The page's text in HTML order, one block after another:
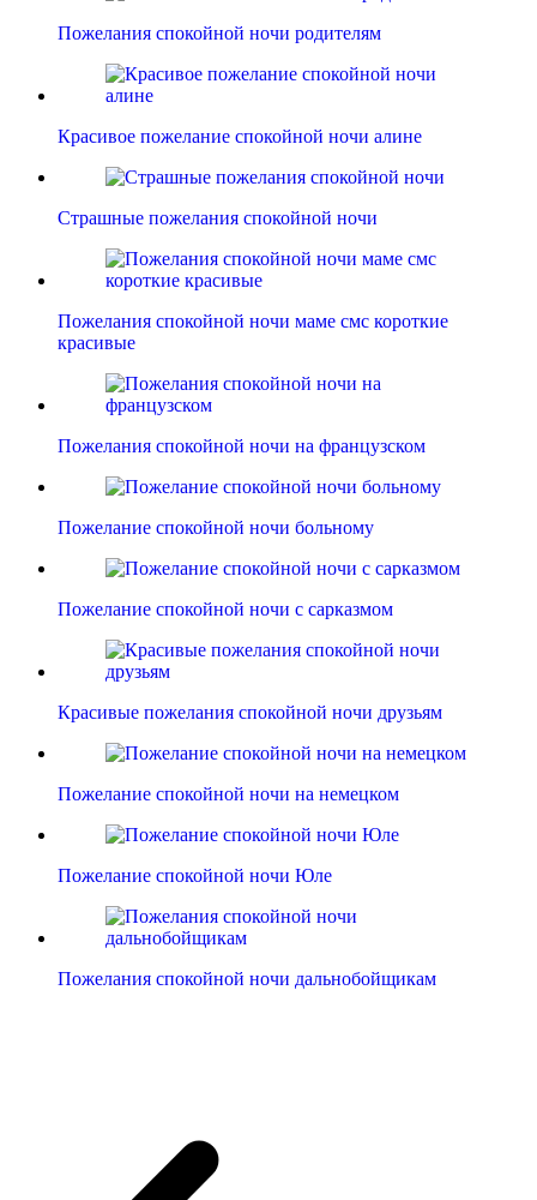
Пожелания спокойной ночи родителям
Красивое пожелание спокойной ночи алине
Страшные пожелания спокойной ночи
Пожелания спокойной ночи маме смс короткие
красивые
Пожелания спокойной ночи на французском
Пожелание спокойной ночи больному
Пожелание спокойной ночи с сарказмом
Красивые пожелания спокойной ночи друзьям
Пожелание спокойной ночи на немецком
Пожелание спокойной ночи Юле
Пожелания спокойной ночи дальнобойщикам